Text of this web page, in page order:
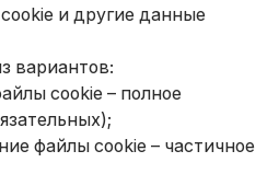
и другие данные
вариантов:
cookie – полное
файлы cookie – частичное